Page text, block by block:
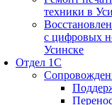
техники в
с цифровых
Усинске
Отдел 1С